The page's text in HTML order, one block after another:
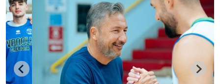
CERCA